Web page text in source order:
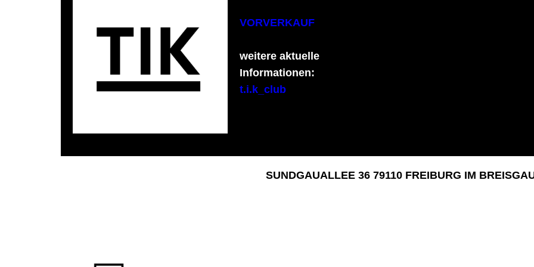
VORVERKAUF
weitere aktuelle
Informationen:
t.i.k_club
SUNDGAUALLEE 36 79110 FREIBURG IM